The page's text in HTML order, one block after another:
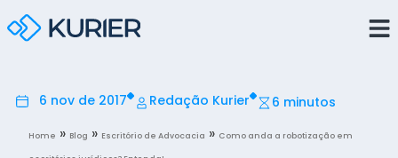
6 nov de 2017 Redação Kurier 6 minutos
Home » Blog » Escritório de Advocacia » Como anda a robotização em